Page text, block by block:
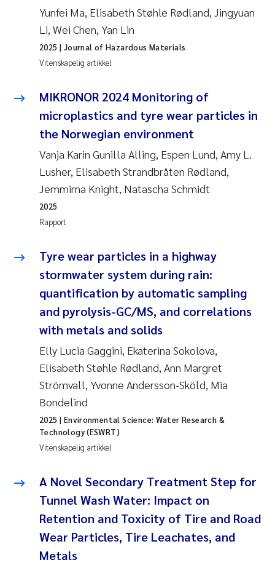
Yunfei Ma, Elisabeth Støhle Rødland, Jingyuan
Li, Wei Chen, Yan Lin
Vitenskapelig artikkel
2025 | Journal of Hazardous Materials
MIKRONOR 2024 Monitoring of
microplastics and tyre wear particles in
the Norwegian environment
Vanja Karin Gunilla Alling, Espen Lund, Amy L.
Lusher, Elisabeth Strandbråten Rødland,
Jemmima Knight, Natascha Schmidt
Rapport
2025
Tyre wear particles in a highway
stormwater system during rain:
quantification by automatic sampling
and pyrolysis-GC/MS, and correlations
with metals and solids
Elly Lucia Gaggini, Ekaterina Sokolova,
Elisabeth Støhle Rødland, Ann Margret
Strömvall, Yvonne Andersson-Sköld, Mia
Bondelind
Vitenskapelig artikkel
2025 | Environmental Science: Water Research &
Technology (ESWRT)
A Novel Secondary Treatment Step for
Tunnel Wash Water: Impact on
Retention and Toxicity of Tire and Road
Wear Particles, Tire Leachates, and
Metals